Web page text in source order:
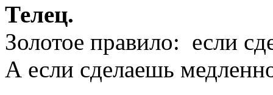
Телец.
Золотое правило: если
А если сделаешь